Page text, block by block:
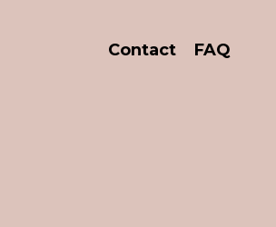
Contact FAQ